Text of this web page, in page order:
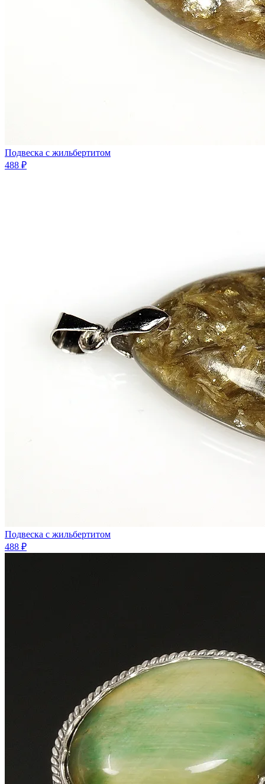
Подвеска с жильбертитом
488 ₽
Подвеска с жильбертитом
488 ₽